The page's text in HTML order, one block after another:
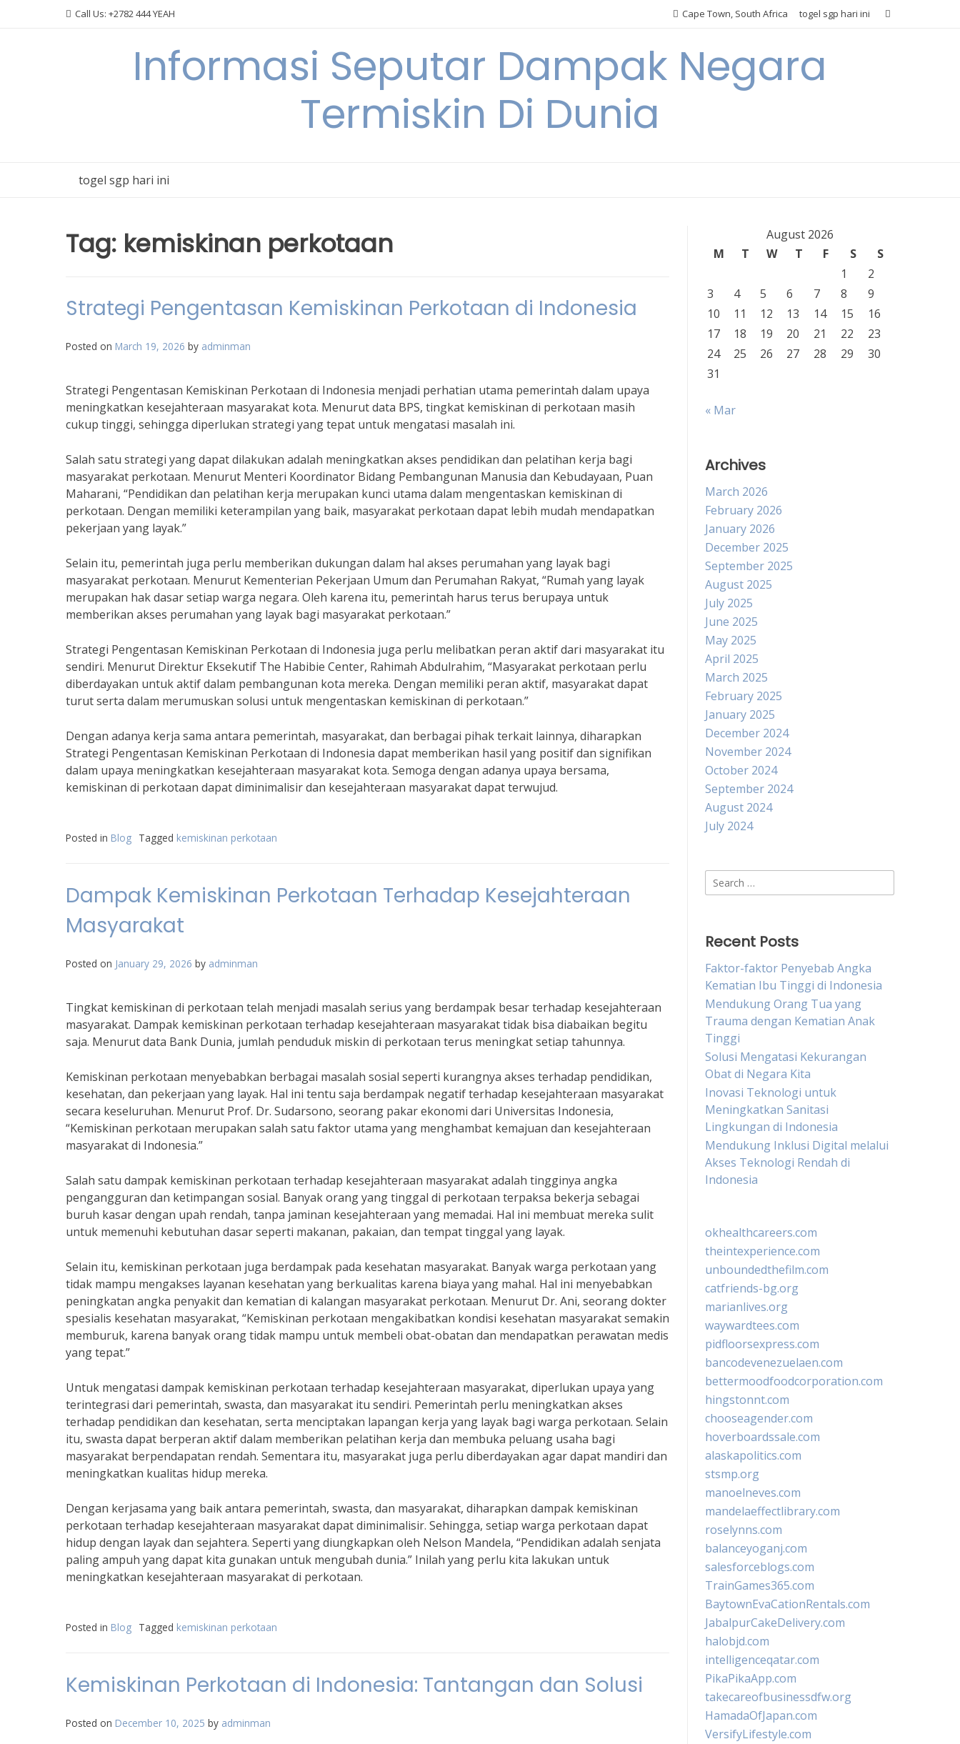
Call Us: +2782 444 YEAH Cape Town, South Africa togel sgp hari ini
Informasi Seputar Dampak Negara
Termiskin Di Dunia
togel sgp hari ini
Tag: kemiskinan perkotaan
Strategi Pengentasan Kemiskinan Perkotaan di Indonesia
Posted on March 19, 2026 by adminman
Strategi Pengentasan Kemiskinan Perkotaan di Indonesia menjadi perhatian utama pemerintah dalam upaya
meningkatkan kesejahteraan masyarakat kota. Menurut data BPS, tingkat kemiskinan di perkotaan masih
cukup tinggi, sehingga diperlukan strategi yang tepat untuk mengatasi masalah ini.
Salah satu strategi yang dapat dilakukan adalah meningkatkan akses pendidikan dan pelatihan kerja bagi
masyarakat perkotaan. Menurut Menteri Koordinator Bidang Pembangunan Manusia dan Kebudayaan, Puan
Maharani, “Pendidikan dan pelatihan kerja merupakan kunci utama dalam mengentaskan kemiskinan di
perkotaan. Dengan memiliki keterampilan yang baik, masyarakat perkotaan dapat lebih mudah mendapatkan
pekerjaan yang layak.”
Selain itu, pemerintah juga perlu memberikan dukungan dalam hal akses perumahan yang layak bagi
masyarakat perkotaan. Menurut Kementerian Pekerjaan Umum dan Perumahan Rakyat, “Rumah yang layak
merupakan hak dasar setiap warga negara. Oleh karena itu, pemerintah harus terus berupaya untuk
memberikan akses perumahan yang layak bagi masyarakat perkotaan.”
Strategi Pengentasan Kemiskinan Perkotaan di Indonesia juga perlu melibatkan peran aktif dari masyarakat itu
sendiri. Menurut Direktur Eksekutif The Habibie Center, Rahimah Abdulrahim, “Masyarakat perkotaan perlu
diberdayakan untuk aktif dalam pembangunan kota mereka. Dengan memiliki peran aktif, masyarakat dapat
turut serta dalam merumuskan solusi untuk mengentaskan kemiskinan di perkotaan.”
Dengan adanya kerja sama antara pemerintah, masyarakat, dan berbagai pihak terkait lainnya, diharapkan
Strategi Pengentasan Kemiskinan Perkotaan di Indonesia dapat memberikan hasil yang positif dan signifikan
dalam upaya meningkatkan kesejahteraan masyarakat kota. Semoga dengan adanya upaya bersama,
kemiskinan di perkotaan dapat diminimalisir dan kesejahteraan masyarakat dapat terwujud.
Posted in Blog Tagged kemiskinan perkotaan
Dampak Kemiskinan Perkotaan Terhadap Kesejahteraan
Masyarakat
Posted on January 29, 2026 by adminman
Tingkat kemiskinan di perkotaan telah menjadi masalah serius yang berdampak besar terhadap kesejahteraan
masyarakat. Dampak kemiskinan perkotaan terhadap kesejahteraan masyarakat tidak bisa diabaikan begitu
saja. Menurut data Bank Dunia, jumlah penduduk miskin di perkotaan terus meningkat setiap tahunnya.
Kemiskinan perkotaan menyebabkan berbagai masalah sosial seperti kurangnya akses terhadap pendidikan,
kesehatan, dan pekerjaan yang layak. Hal ini tentu saja berdampak negatif terhadap kesejahteraan masyarakat
secara keseluruhan. Menurut Prof. Dr. Sudarsono, seorang pakar ekonomi dari Universitas Indonesia,
“Kemiskinan perkotaan merupakan salah satu faktor utama yang menghambat kemajuan dan kesejahteraan
masyarakat di Indonesia.”
Salah satu dampak kemiskinan perkotaan terhadap kesejahteraan masyarakat adalah tingginya angka
pengangguran dan ketimpangan sosial. Banyak orang yang tinggal di perkotaan terpaksa bekerja sebagai
buruh kasar dengan upah rendah, tanpa jaminan kesejahteraan yang memadai. Hal ini membuat mereka sulit
untuk memenuhi kebutuhan dasar seperti makanan, pakaian, dan tempat tinggal yang layak.
Selain itu, kemiskinan perkotaan juga berdampak pada kesehatan masyarakat. Banyak warga perkotaan yang
tidak mampu mengakses layanan kesehatan yang berkualitas karena biaya yang mahal. Hal ini menyebabkan
peningkatan angka penyakit dan kematian di kalangan masyarakat perkotaan. Menurut Dr. Ani, seorang dokter
spesialis kesehatan masyarakat, “Kemiskinan perkotaan mengakibatkan kondisi kesehatan masyarakat semakin
memburuk, karena banyak orang tidak mampu untuk membeli obat-obatan dan mendapatkan perawatan medis
yang tepat.”
Untuk mengatasi dampak kemiskinan perkotaan terhadap kesejahteraan masyarakat, diperlukan upaya yang
terintegrasi dari pemerintah, swasta, dan masyarakat itu sendiri. Pemerintah perlu meningkatkan akses
terhadap pendidikan dan kesehatan, serta menciptakan lapangan kerja yang layak bagi warga perkotaan. Selain
itu, swasta dapat berperan aktif dalam memberikan pelatihan kerja dan membuka peluang usaha bagi
masyarakat berpendapatan rendah. Sementara itu, masyarakat juga perlu diberdayakan agar dapat mandiri dan
meningkatkan kualitas hidup mereka.
Dengan kerjasama yang baik antara pemerintah, swasta, dan masyarakat, diharapkan dampak kemiskinan
perkotaan terhadap kesejahteraan masyarakat dapat diminimalisir. Sehingga, setiap warga perkotaan dapat
hidup dengan layak dan sejahtera. Seperti yang diungkapkan oleh Nelson Mandela, “Pendidikan adalah senjata
paling ampuh yang dapat kita gunakan untuk mengubah dunia.” Inilah yang perlu kita lakukan untuk
meningkatkan kesejahteraan masyarakat di perkotaan.
Posted in Blog Tagged kemiskinan perkotaan
Kemiskinan Perkotaan di Indonesia: Tantangan dan Solusi
Posted on December 10, 2025 by adminman
August 2026
M
T W T F S
S
1
2
3
4 5 6 7 8
9
10
11 12 13 14 15
16
17
18 19 20 21 22
23
24
25 26 27 28 29
30
31
« Mar
Archives
March 2026
February 2026
January 2026
December 2025
September 2025
August 2025
July 2025
June 2025
May 2025
April 2025
March 2025
February 2025
January 2025
December 2024
November 2024
October 2024
September 2024
August 2024
July 2024
Search
for:
Recent Posts
Faktor-faktor Penyebab Angka
Kematian Ibu Tinggi di Indonesia
Mendukung Orang Tua yang
Trauma dengan Kematian Anak
Tinggi
Solusi Mengatasi Kekurangan
Obat di Negara Kita
Inovasi Teknologi untuk
Meningkatkan Sanitasi
Lingkungan di Indonesia
Mendukung Inklusi Digital melalui
Akses Teknologi Rendah di
Indonesia
okhealthcareers.com
theintexperience.com
unboundedthefilm.com
catfriends-bg.org
marianlives.org
waywardtees.com
pidfloorsexpress.com
bancodevenezuelaen.com
bettermoodfoodcorporation.com
hingstonnt.com
chooseagender.com
hoverboardssale.com
alaskapolitics.com
stsmp.org
manoelneves.com
mandelaeffectlibrary.com
roselynns.com
balanceyoganj.com
salesforceblogs.com
TrainGames365.com
BaytownEvaCationRentals.com
JabalpurCakeDelivery.com
halobjd.com
intelligenceqatar.com
PikaPikaApp.com
takecareofbusinessdfw.org
HamadaOfJapan.com
VersifyLifestyle.com